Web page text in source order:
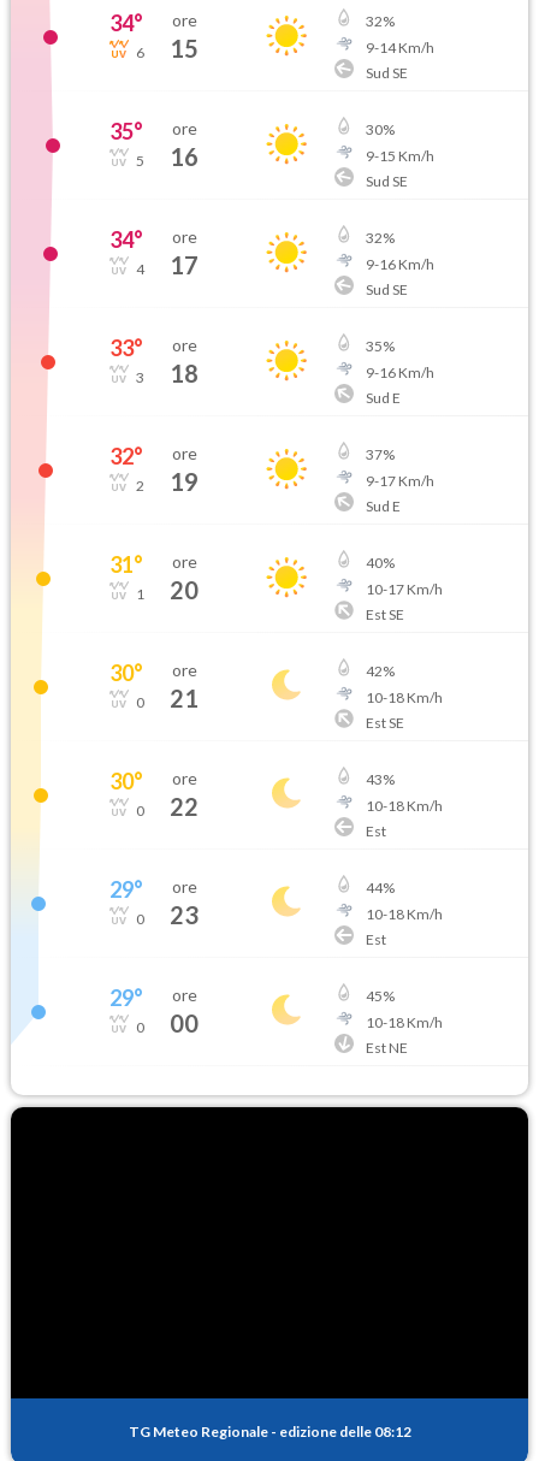
34°
6
ore
15
32%
9-14Km/h
Sud SE
35°
5
ore
16
30%
9-15 Km/h
Sud SE
34°
4
ore
17
32%
9-16Km/h
Sud SE
33°
3
ore
18
35%
9-16Km/h
Sud E
32°
2
ore
19
37%
9-17Km/h
Sud E
31°
1
ore
20
40%
10-17Km/h
Est SE
30°
0
ore
21
42%
10-18Km/h
Est SE
30°
0
ore
22
43%
10-18Km/h
Est
29°
0
ore
23
44%
10-18Km/h
Est
29°
0
ore
00
45%
10-18Km/h
Est NE
TG Meteo Regionale - edizione delle 08:12